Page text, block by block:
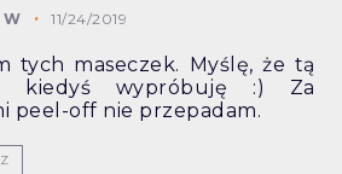
W 11/24/2019
tych maseczek. Myślę, że tą
kiedyś wypróbuję :) Za
peel-off nie przepadam.